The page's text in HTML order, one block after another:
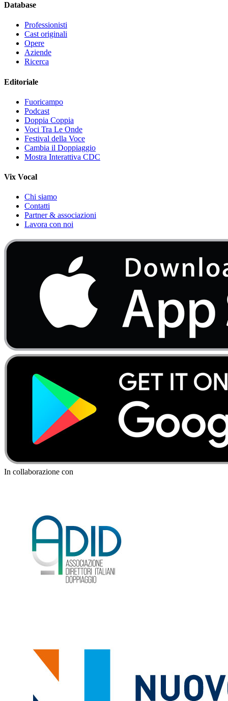
Database
Professionisti
Cast originali
Opere
Aziende
Ricerca
Editoriale
Fuoricampo
Podcast
Doppia Coppia
Voci Tra Le Onde
Festival della Voce
Cambia il Doppiaggio
Mostra Interattiva CDC
Vix Vocal
Chi siamo
Contatti
Partner & associazioni
Lavora con noi
In collaborazione con